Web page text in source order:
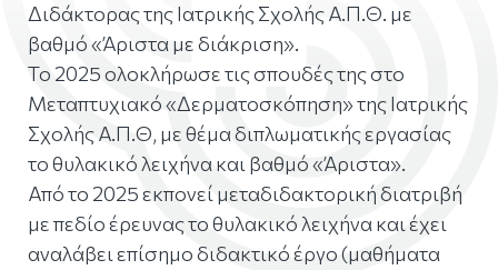
Διδάκτορας της Ιατρικής Σχολής Α.Π.Θ. με
βαθμό «Άριστα με διάκριση».
Το 2025 ολοκλήρωσε τις σπουδές της στο
Μεταπτυχιακό «Δερματοσκόπηση» της Ιατρικής
Σχολής Α.Π.Θ, με θέμα διπλωματικής εργασίας
το θυλακικό λειχήνα και βαθμό «Άριστα».
Από το 2025 εκπονεί μεταδιδακτορική διατριβή
με πεδίο έρευνας το θυλακικό λειχήνα και έχει
αναλάβει επίσημο διδακτικό έργο (μαθήματα